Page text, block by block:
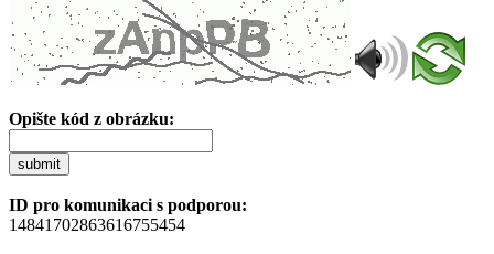
Opište kód z obrázku:
submit
ID pro komunikaci s podporou:
14841702863616755454